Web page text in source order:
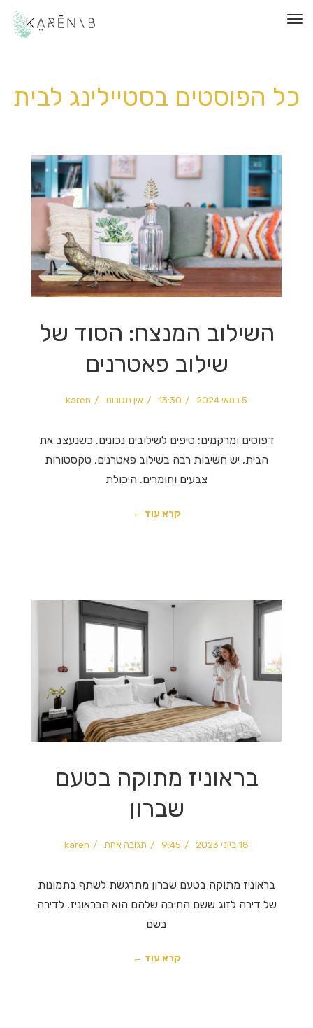
תפריט
כל הפוסטים בסטיילינג לבית
השילוב המנצח: הסוד של
שילוב פאטרנים
5 במאי 2024 13:30 אין תגובות karen
דפוסים ומרקמים: טיפים לשילובים נכונים. כשנעצב את
הבית, יש חשיבות רבה בשילוב פאטרנים, טקסטורות
צבעים וחומרים. היכולת
קרא עוד ←
בראוניז מתוקה בטעם
שברון
18 ביוני 2023 9:45 תגובה אחת karen
בראוניז מתוקה בטעם שברון מתרגשת לשתף בתמונות
של דירה לזוג ששם החיבה שלהם הוא הבראוניז. לדירה
בשם
קרא עוד ←